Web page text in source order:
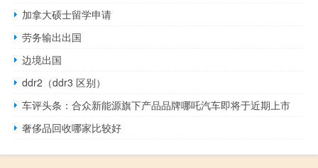
加拿大硕士留学申请
劳务输出出国
边境出国
ddr2（ddr3 区别）
车评头条：合众新能源旗下产品品牌哪吒汽车即将于近期上市
奢侈品回收哪家比较好